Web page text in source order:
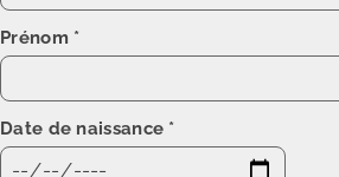
Prénom *
Date de naissance *